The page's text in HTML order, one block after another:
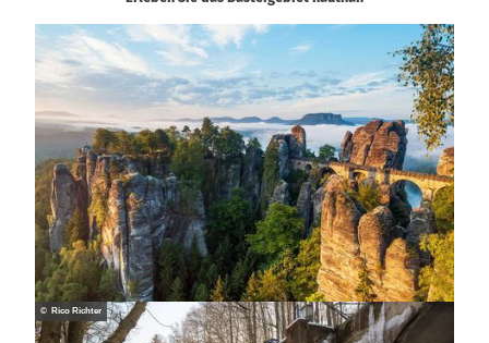
© Rico Richter